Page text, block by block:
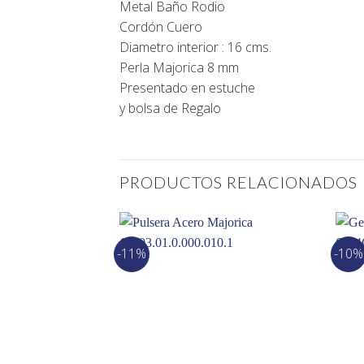
Metal Baño Rodio
Cordón Cuero
Diametro interior : 16 cms.
Perla Majorica 8 mm
Presentado en estuche
y bolsa de Regalo
PRODUCTOS RELACIONADOS
-11% -10%